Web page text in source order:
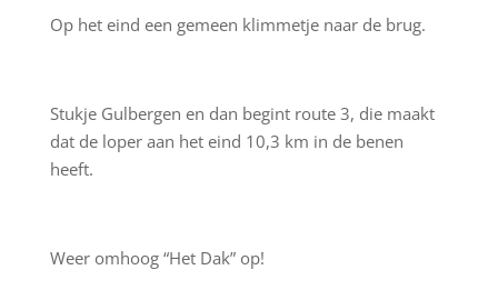
Op het eind een gemeen klimmetje naar de brug.
Stukje Gulbergen en dan begint route 3, die maakt
dat de loper aan het eind 10,3 km in de benen
heeft.
Weer omhoog “Het Dak” op!